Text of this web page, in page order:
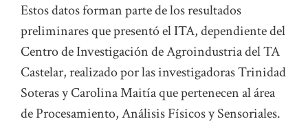
Estos datos forman parte de los resultados
preliminares que presentó el ITA, dependiente del
Centro de Investigación de Agroindustria del TA
Castelar, realizado por las investigadoras Trinidad
Soteras y Carolina Maitía que pertenecen al área
de Procesamiento, Análisis Físicos y Sensoriales.